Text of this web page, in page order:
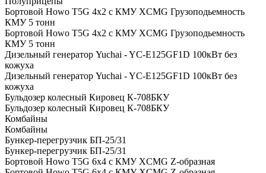
Бортовой Howo T5G 4х2 c КМУ XCMG Грузоподьемность
КМУ 5 тонн
Бортовой Howo T5G 4х2 c КМУ XCMG Грузоподьемность
КМУ 5 тонн
Дизельный генератор Yuchai - YC-E125GF1D 100кВт без
кожуха
Дизельный генератор Yuchai - YC-E125GF1D 100кВт без
кожуха
Бульдозер колесный Кировец К-708БКУ
Бульдозер колесный Кировец К-708БКУ
Комбайны
Комбайны
Бункер-перегрузчик БП-25/31
Бункер-перегрузчик БП-25/31
Бортовой Howo T5G 6х4 c КМУ XCMG Z-образная